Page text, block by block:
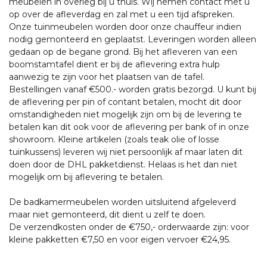
op over de afleverdag en zal met u een tijd afspreken.
Onze tuinmeubelen worden door onze chauffeur indien
nodig gemonteerd en geplaatst. Leveringen worden alleen
gedaan op de begane grond. Bij het afleveren van een
boomstamtafel dient er bij de aflevering extra hulp
aanwezig te zijn voor het plaatsen van de tafel.
Bestellingen vanaf €500.- worden gratis bezorgd. U kunt bij
de aflevering per pin of contant betalen, mocht dit door
omstandigheden niet mogelijk zijn om bij de levering te
betalen kan dit ook voor de aflevering per bank of in onze
showroom. Kleine artikelen (zoals teak olie of losse
tuinkussens) leveren wij niet persoonlijk af maar laten dit
doen door de DHL pakketdienst. Helaas is het dan niet
mogelijk om bij aflevering te betalen.
De badkamermeubelen worden uitsluitend afgeleverd
maar niet gemonteerd, dit dient u zelf te doen.
De verzendkosten onder de €750,- orderwaarde zijn: voor
kleine pakketten €7,50 en voor eigen vervoer €24,95.